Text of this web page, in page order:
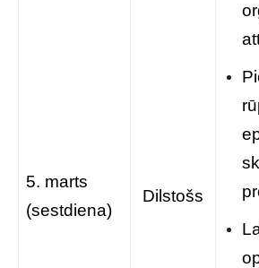
5. marts
(sestdiena)
Dilstošs